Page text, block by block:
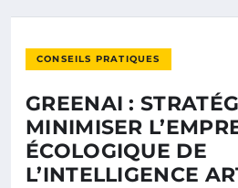
CONSEILS PRATIQUES
GREENAI :
MINIMISER
ÉCOLOGIQUE DE
L’INTELLIGENCE